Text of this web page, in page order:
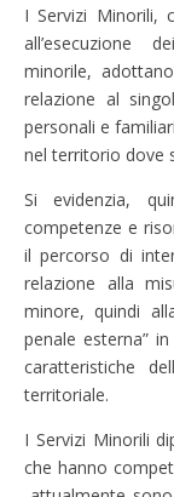
I Servizi Minorili,
all’esecuzione
minorile,
relazione al
personali e
nel territorio dove
Si evidenzia,
competenze e
il percorso di
relazione alla
minore, quindi
penale esterna”
caratteristiche
territoriale.
I Servizi Minorili
che hanno